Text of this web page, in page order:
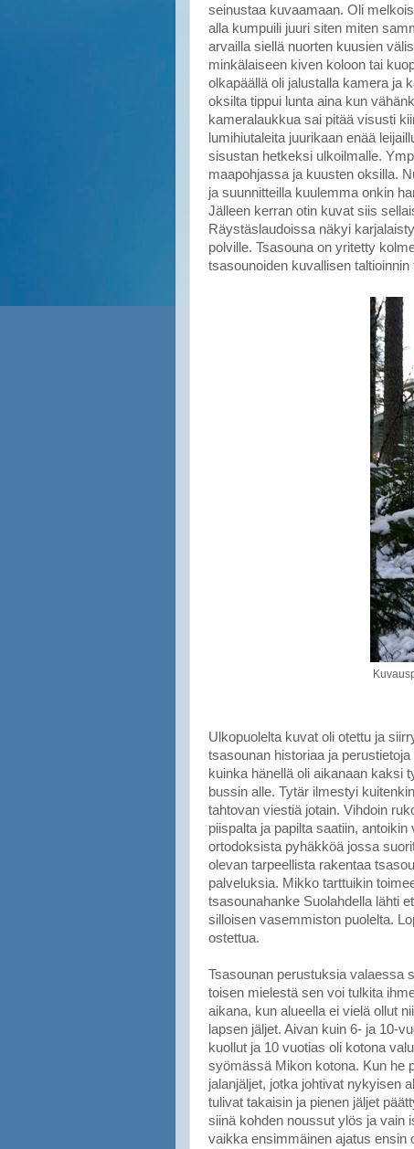
seinustaa kuvaamaan. Oli
alla kumpuili juuri siten miten
arvailla siellä nuorten kuusien
minkälaiseen kiven koloon tai
olkapäällä oli jalustalla kamera ja
oksilta tippui lunta aina kun
kameralaukkua sai pitää visusti
lumihiutaleita juurikaan enää
sisustan hetkeksi ulkoilmalle.
maapohjassa ja kuusten oksilla.
ja suunnitteilla kuulemma onkin
Jälleen kerran otin kuvat siis
Räystäslaudoissa näkyi
polville. Tsasouna on yritetty
tsasounoiden kuvallisen
Ulkopuolelta kuvat oli otettu ja
tsasounan historiaa ja
kuinka hänellä oli aikanaan kaksi
bussin alle. Tytär ilmestyi
tahtovan viestiä jotain. Vihdoin
piispalta ja papilta saatiin,
ortodoksista pyhäkköä jossa
olevan tarpeellista rakentaa
palveluksia. Mikko tarttuikin
tsasounahanke Suolahdella lähti
silloisen vasemmiston puolelta.
ostettua.
Tsasounan perustuksia valaessa
toisen mielestä sen voi tulkita
aikana, kun alueella ei vielä ollut
lapsen jäljet. Aivan kuin 6- ja 10-
kuollut ja 10 vuotias oli kotona
syömässä Mikon kotona. Kun he
jalanjäljet, jotka johtivat nykyisen
tulivat takaisin ja pienen jäljet
siinä kohden noussut ylös ja vain
vaikka ensimmäinen ajatus ensin